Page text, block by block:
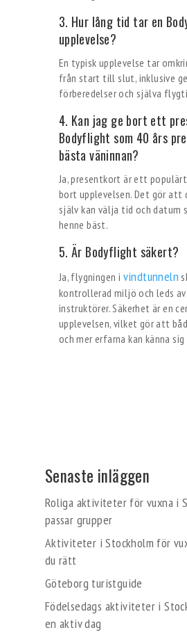
3. Hur lång tid tar en
upplevelse?
En typisk upplevelse tar
från start till slut, inklusive
förberedelser och själva
4. Kan jag ge bort ett
Bodyflight som 40 års
bästa väninnan?
Ja, presentkort är ett
bort upplevelsen. Det gör att
själv kan välja tid och datum
henne bäst.
5. Är Bodyflight säkert?
Ja, flygningen i vindtunneln
kontrollerad miljö och leds
instruktörer. Säkerhet är en
upplevelsen, vilket gör att
och mer erfarna kan känna
Senaste inläggen
Roliga aktiviteter för vuxna i
passar grupper
Aktiviteter i Stockholm för
du rätt
Göteborg turistguide
Födelsedags aktiviteter i
en aktiv dag